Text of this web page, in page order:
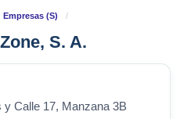
Empresas (S) /
S. A.
Calle 17, Manzana 3B